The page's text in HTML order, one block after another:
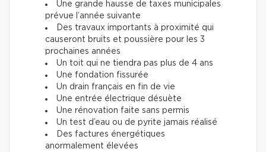
Une grande hausse de taxes municipales
prévue l’année suivante
Des travaux importants à proximité qui
causeront bruits et poussière pour les 3
prochaines années
Un toit qui ne tiendra pas plus de 4 ans
Une fondation fissurée
Un drain français en fin de vie
Une entrée électrique désuète
Une rénovation faite sans permis
Un test d’eau ou de pyrite jamais réalisé
Des factures énergétiques
anormalement élevées